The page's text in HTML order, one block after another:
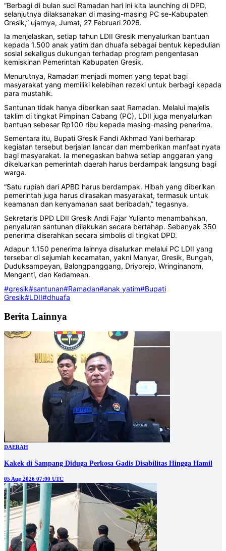
“Berbagi di bulan suci Ramadan hari ini kita launching di DPD,
selanjutnya dilaksanakan di masing-masing PC se-Kabupaten
Gresik,” ujarnya, Jumat, 27 Februari 2026.
Ia menjelaskan, setiap tahun LDII Gresik menyalurkan bantuan
kepada 1.500 anak yatim dan dhuafa sebagai bentuk kepedulian
sosial sekaligus dukungan terhadap program pengentasan
kemiskinan Pemerintah Kabupaten Gresik.
Menurutnya, Ramadan menjadi momen yang tepat bagi
masyarakat yang memiliki kelebihan rezeki untuk berbagi kepada
para mustahik.
Santunan tidak hanya diberikan saat Ramadan. Melalui majelis
taklim di tingkat Pimpinan Cabang (PC), LDII juga menyalurkan
bantuan sebesar Rp100 ribu kepada masing-masing penerima.
Sementara itu, Bupati Gresik Fandi Akhmad Yani berharap
kegiatan tersebut berjalan lancar dan memberikan manfaat nyata
bagi masyarakat. Ia menegaskan bahwa setiap anggaran yang
dikeluarkan pemerintah daerah harus berdampak langsung bagi
warga.
“Satu rupiah dari APBD harus berdampak. Hibah yang diberikan
pemerintah juga harus dirasakan masyarakat, termasuk untuk
keamanan dan kenyamanan saat beribadah,” tegasnya.
Sekretaris DPD LDII Gresik Andi Fajar Yulianto menambahkan,
penyaluran santunan dilakukan secara bertahap. Sebanyak 350
penerima diserahkan secara simbolis di tingkat DPD.
Adapun 1.150 penerima lainnya disalurkan melalui PC LDII yang
tersebar di sejumlah kecamatan, yakni Manyar, Gresik, Bungah,
Duduksampeyan, Balongpanggang, Driyorejo, Wringinanom,
Menganti, dan Kedamean.
#gresik#santunan#Ramadan#anak yatim#Bupati
Gresik#LDII#dhuafa
Berita Lainnya
DAERAH
Kakek di Sampang Diduga Perkosa Gadis Disabilitas Hingga Hamil
05 Aug 2026 07:00 UTC